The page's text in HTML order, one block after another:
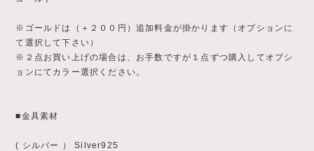
※ゴールドは（＋２００円）追加料金が掛かります（オプションに
て選択して下さい）
※２点お買い上げの場合は、お手数ですが１点ずつ購入してオプシ
ョンにてカラー選択ください。
■金具素材
( シルバー ） Silver925